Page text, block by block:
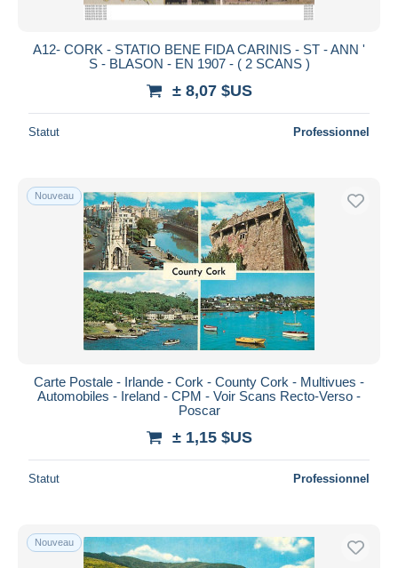
A12- CORK - STATIO BENE FIDA CARINIS - ST - ANN '
S - BLASON - EN 1907 - ( 2 SCANS )
± 8,07 $US
Statut Professionnel
Nouveau
Carte Postale - Irlande - Cork - County Cork - Multivues -
Automobiles - Ireland - CPM - Voir Scans Recto-Verso -
Poscar
± 1,15 $US
Statut Professionnel
Nouveau